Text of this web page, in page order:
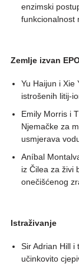
enzimski
funkcionalnost
Zemlje izvan
Yu Haijun i Xie
istrošenih litij-
Emily Morris i
Njemačke za
usmjerava
Aníbal
iz Čilea za živi
onečišćenog
Istraživanje
Sir Adrian Hill i
učinkovito